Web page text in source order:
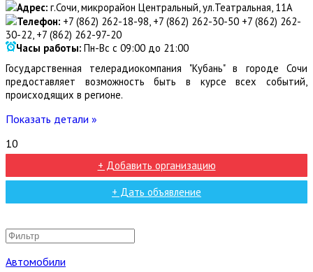
Адрес: г.Сочи, микрорайон Центральный, ул.Театральная, 11А
Телефон: +7 (862) 262-18-98, +7 (862) 262-30-50 +7 (862) 262-
30-22, +7 (862) 262-97-20
Часы работы: Пн-Вс с 09:00 до 21:00
Государственная телерадиокомпания "Кубань" в городе Сочи
предоставляет возможность быть в курсе всех событий,
происходящих в регионе.
Показать детали »
10
+ Добавить организацию
+ Дать объявление
Автомобили